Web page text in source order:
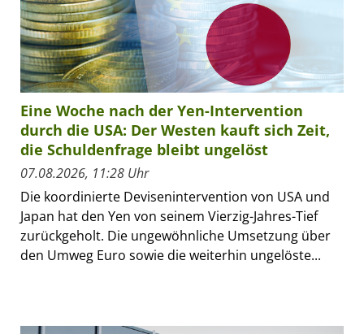
Eine Woche nach der Yen-Intervention
durch die USA: Der Westen kauft sich Zeit,
die Schuldenfrage bleibt ungelöst
07.08.2026, 11:28 Uhr
Die koordinierte Devisenintervention von USA und
Japan hat den Yen von seinem Vierzig-Jahres-Tief
zurückgeholt. Die ungewöhnliche Umsetzung über
den Umweg Euro sowie die weiterhin ungelöste...